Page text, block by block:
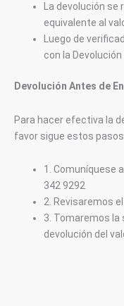
La devolución
equivalente al
Luego de
con la Devolución
Devolución Antes de
Para hacer efectiva la
favor sigue estos
1. Comuníquese
342 9292
2. Revisaremos
3. Tomaremos
devolución del